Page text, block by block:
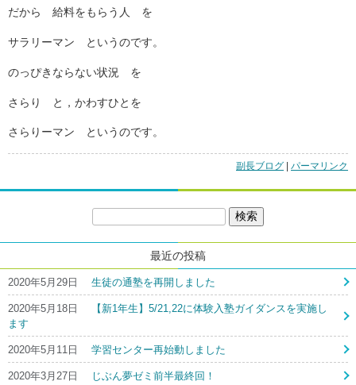
だから 給料をもらう人 を
サラリーマン というのです。
のっぴきならない状況 を
さらり と，かわすひとを
さらりーマン というのです。
副長ブログ
「あ
ば
パーマリンク
最近の投稿
2020年5月29日 生徒の通塾を再開しました
2020年5月18日
【新1年生】5/21,22に体験入塾ガイダンスを実施し
ます
2020年5月11日 学習センター再始動しました
2020年3月27日 じぶん夢ゼミ前半最終回！